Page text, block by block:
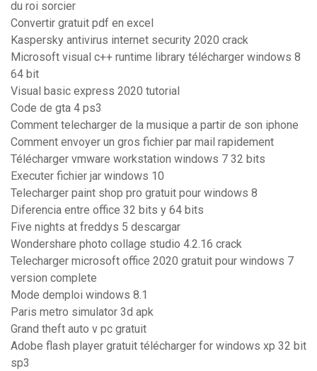
du roi sorcier
Convertir gratuit pdf en excel
Kaspersky antivirus internet security 2020 crack
Microsoft visual c++ runtime library télécharger windows 8
64 bit
Visual basic express 2020 tutorial
Code de gta 4 ps3
Comment telecharger de la musique a partir de son iphone
Comment envoyer un gros fichier par mail rapidement
Télécharger vmware workstation windows 7 32 bits
Executer fichier jar windows 10
Telecharger paint shop pro gratuit pour windows 8
Diferencia entre office 32 bits y 64 bits
Five nights at freddys 5 descargar
Wondershare photo collage studio 4.2.16 crack
Telecharger microsoft office 2020 gratuit pour windows 7
version complete
Mode demploi windows 8.1
Paris metro simulator 3d apk
Grand theft auto v pc gratuit
Adobe flash player gratuit télécharger for windows xp 32 bit
sp3